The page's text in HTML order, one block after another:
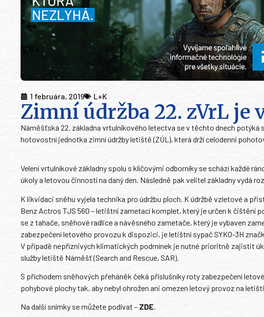
1 februára, 2019 L+K
Zimní údržba 22. zVrL je
Náměšťská 22. základna vrtulníkového letectva se v těchto dnech
hotovostní jednotka zimní údržby letiště (ZÚL), která drží celodenní
Velení vrtulníkové základny spolu s klíčovými odborníky se schází každé
úkoly a letovou činností na daný den. Následně pak velitel základny vydá
K likvidaci sněhu vyjela technika pro údržbu ploch. K údržbě vzletové a
Benz Actros TJS 560 – letištní zametací komplet, který je určen k čištění
se z tahače, sněhové radlice a návěsného zametače, který je vybaven
zabezpečení letového provozu k dispozici, je letištní sypač SYKO-3H
V případě nepříznivých klimatických podmínek je nutné prioritně zajistit
služby letiště Náměšť (Search and Rescue, SAR).
S příchodem sněhových přeháněk čeká příslušníky roty zabezpečení
pohybové plochy tak, aby nebyl ohrožen ani omezen letový provoz na
Na další snímky se můžete podívat – ZDE.